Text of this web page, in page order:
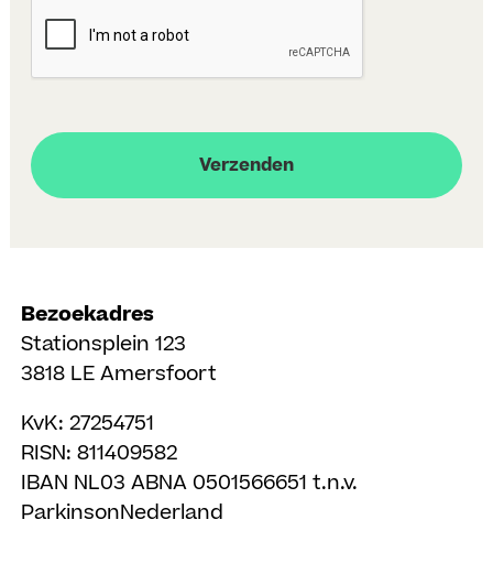
Bezoekadres
Stationsplein 123
3818 LE Amersfoort
KvK: 27254751
RISN: 811409582
IBAN NL03 ABNA 0501566651 t.n.v.
ParkinsonNederland